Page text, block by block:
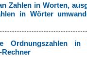
Zahlen in Worten,
in Wörter
Ordnungszahlen in